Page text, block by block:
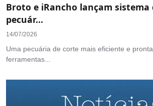
Broto e iRancho lançam sistema
pecuár...
14/07/2026
Uma pecuária de corte mais eficiente e
ferramentas...